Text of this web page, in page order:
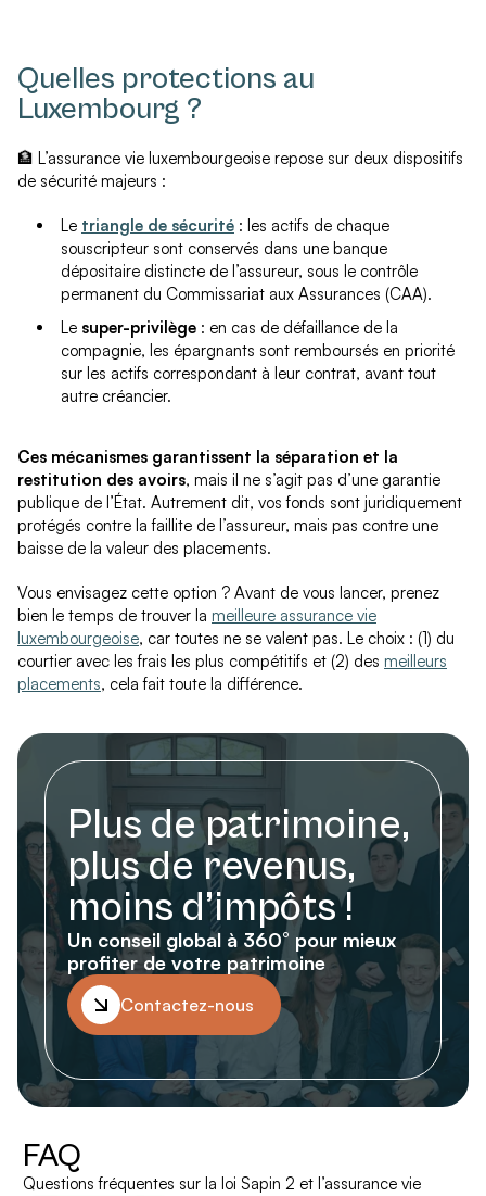
Quelles protections au
Luxembourg ?
🏦 L’assurance vie luxembourgeoise repose sur deux dispositifs
de sécurité majeurs :
Le triangle de sécurité : les actifs de chaque
souscripteur sont conservés dans une banque
dépositaire distincte de l’assureur, sous le contrôle
permanent du Commissariat aux Assurances (CAA).
Le super-privilège : en cas de défaillance de la
compagnie, les épargnants sont remboursés en priorité
sur les actifs correspondant à leur contrat, avant tout
autre créancier.
Ces mécanismes garantissent la séparation et la
restitution des avoirs, mais il ne s’agit pas d’une garantie
publique de l’État. Autrement dit, vos fonds sont juridiquement
protégés contre la faillite de l’assureur, mais pas contre une
baisse de la valeur des placements.
Vous envisagez cette option ? Avant de vous lancer, prenez
bien le temps de trouver la meilleure assurance vie
luxembourgeoise, car toutes ne se valent pas. Le choix : (1) du
courtier avec les frais les plus compétitifs et (2) des meilleurs
placements, cela fait toute la différence.
Plus de patrimoine,
plus de revenus,
moins d’impôts !
Un conseil global à 360° pour mieux
profiter de votre patrimoine
Contactez-nous
FAQ
Questions fréquentes sur la loi Sapin 2 et l’assurance vie